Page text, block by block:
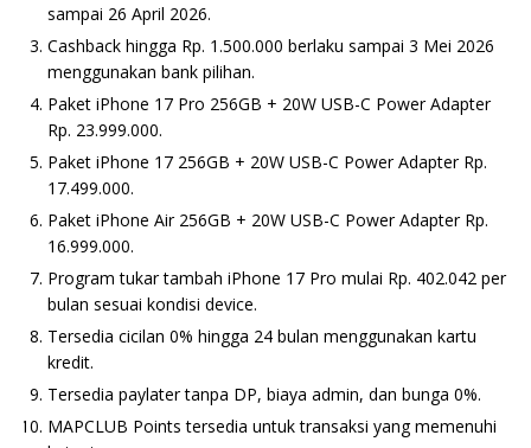
sampai 26 April 2026.
Cashback hingga Rp. 1.500.000 berlaku sampai 3 Mei 2026
menggunakan bank pilihan.
Paket iPhone 17 Pro 256GB + 20W USB-C Power Adapter
Rp. 23.999.000.
Paket iPhone 17 256GB + 20W USB-C Power Adapter Rp.
17.499.000.
Paket iPhone Air 256GB + 20W USB-C Power Adapter Rp.
16.999.000.
Program tukar tambah iPhone 17 Pro mulai Rp. 402.042 per
bulan sesuai kondisi device.
Tersedia cicilan 0% hingga 24 bulan menggunakan kartu
kredit.
Tersedia paylater tanpa DP, biaya admin, dan bunga 0%.
MAPCLUB Points tersedia untuk transaksi yang memenuhi